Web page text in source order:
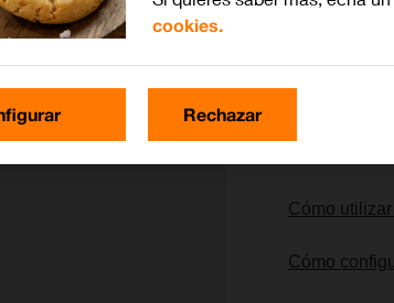
Lo más
Cómo
Cómo
Cómo
cookies.
Rechazar